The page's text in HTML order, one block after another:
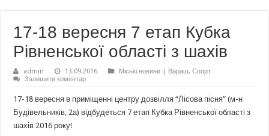
17-18 вересня 7 етап Кубка
Рівненської області з шахів
admin 13.09.2016 Міські новини | Вараш,Спорт
Залишити коментар
17-18 вересня в приміщенні центру дозвілля “Лісова пісня” (м-н
Будівельників, 2а) відбудеться 7 етап Кубка Рівненської області з
шахів 2016 року!